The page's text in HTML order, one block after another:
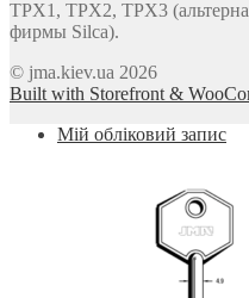
TPX1, TPX2, TPX3
фирмы Silca).
© jma.kiev.ua 2026
Built with Storefront &
Мій обліковий запис